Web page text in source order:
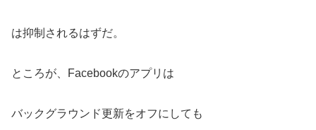
は抑制されるはずだ。
ところが、Facebookのアプリは
バックグラウンド更新をオフにしても